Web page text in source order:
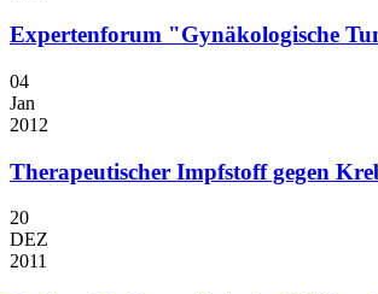
Expertenforum "Gynäkologische
04
Jan
2012
Therapeutischer Impfstoff gegen
20
DEZ
2011